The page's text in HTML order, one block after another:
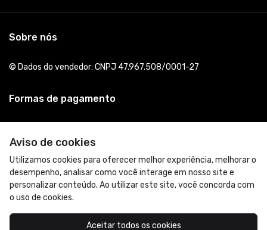
Aviso de cookies
Utilizamos cookies para oferecer melhor experiência, melhorar o
desempenho, analisar como você interage em nosso site e
personalizar conteúdo. Ao utilizar este site, você concorda com
o uso de cookies.
Aceitar todos os cookies
Sobre nós
© Dados do vendedor: CNPJ 47.967.508/0001-27
Formas de pagamento
Acompanhe-nos: